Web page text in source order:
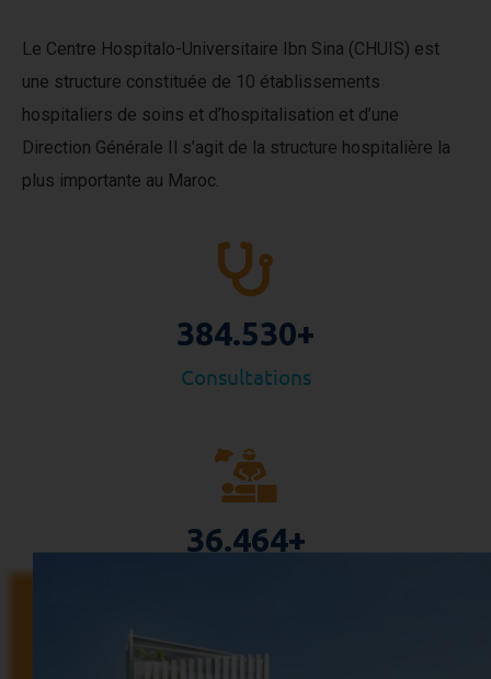
Le Centre Hospitalo-Universitaire Ibn Sina (CHUIS) est
une structure constituée de 10 établissements
hospitaliers de soins et d’hospitalisation et d’une
Direction Générale Il s’agit de la structure hospitalière la
plus importante au Maroc.
Consultations
384.530+
36.464+